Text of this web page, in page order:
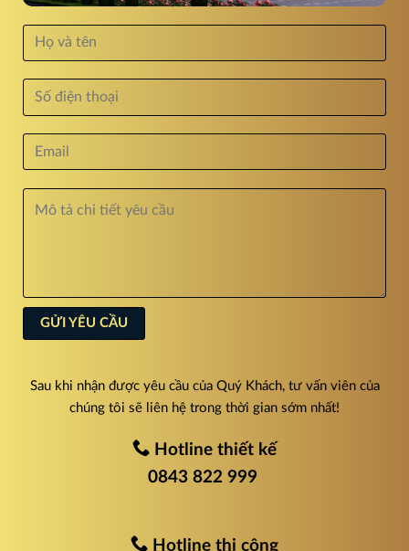
Sau khi nhận được yêu cầu của Quý Khách, tư vấn viên của
chúng tôi sẽ liên hệ trong thời gian sớm nhất!
Hotline thiết kế
0843 822 999
Hotline thi công